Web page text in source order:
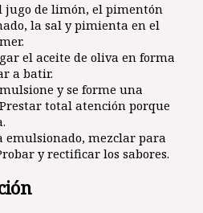
jugo de limón, el pimentón
la sal y pimienta en el
el aceite de oliva en forma
a batir.
y se forme una
total atención porque
emulsionado, mezclar para
y rectificar los sabores.